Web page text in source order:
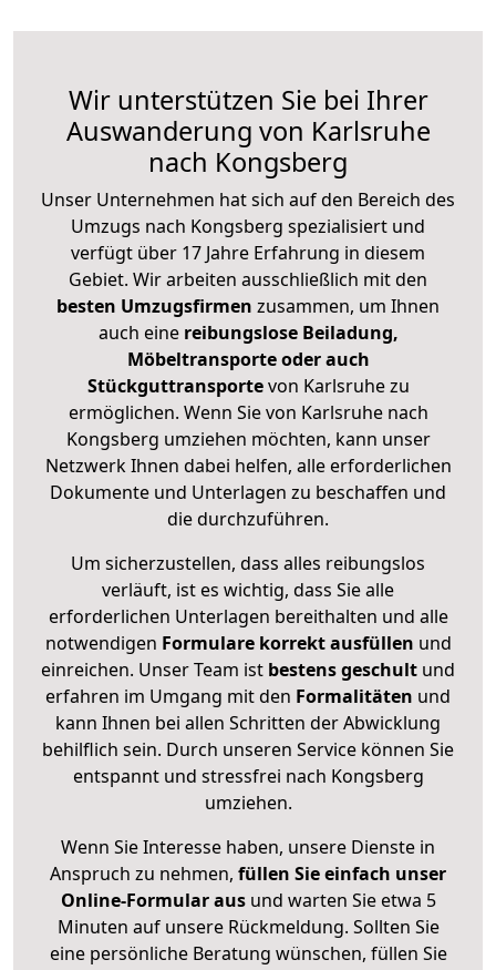
Wir unterstützen Sie bei Ihrer
Auswanderung von Karlsruhe
nach Kongsberg
Unser Unternehmen hat sich auf den Bereich des
Umzugs nach Kongsberg spezialisiert und
verfügt über 17 Jahre Erfahrung in diesem
Gebiet. Wir arbeiten ausschließlich mit den
besten Umzugsfirmen zusammen, um Ihnen
auch eine reibungslose Beiladung,
Möbeltransporte oder auch
Stückguttransportevon Karlsruhe zu
ermöglichen. Wenn Sie von Karlsruhe nach
Kongsberg umziehen möchten, kann unser
Netzwerk Ihnen dabei helfen, alle erforderlichen
Dokumente und Unterlagen zu beschaffen und
die durchzuführen.
Um sicherzustellen, dass alles reibungslos
verläuft, ist es wichtig, dass Sie alle
erforderlichen Unterlagen bereithalten und alle
notwendigen Formulare korrekt ausfüllen und
einreichen. Unser Team ist bestens geschult und
erfahren im Umgang mit den Formalitäten und
kann Ihnen bei allen Schritten der Abwicklung
behilflich sein. Durch unseren Service können Sie
entspannt und stressfrei nach Kongsberg
umziehen.
Wenn Sie Interesse haben, unsere Dienste in
Anspruch zu nehmen, füllen Sie einfach unser
Online-Formular ausund warten Sie etwa 5
Minuten auf unsere Rückmeldung. Sollten Sie
eine persönliche Beratung wünschen, füllen Sie